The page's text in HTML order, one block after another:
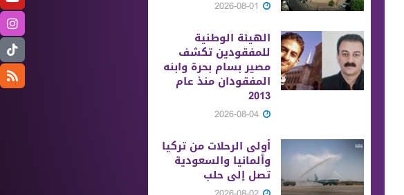
الهيئة الوطنية
للمفقودين تكشف
مصير بسام بحرة وابنه
المفقودان منذ عام
2013
أولى الرحلات من ‏تركيا
وألمانيا والسعودية
تصل إلى حلب